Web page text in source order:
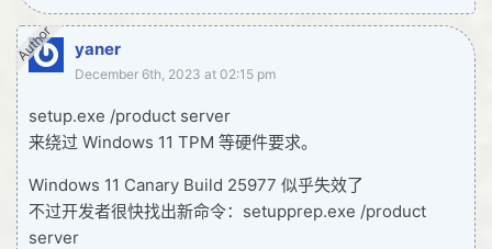
yaner
Author
December 6th, 2023 at 02:15 pm
setup.exe /product server
来绕过 Windows 11 TPM 等硬件要求。
Windows 11 Canary Build 25977 似乎失效了
不过开发者很快找出新命令：setupprep.exe /product
server